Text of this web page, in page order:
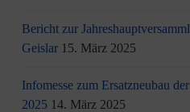
Bericht zur
Geislar 15. März 2025
Infomesse zum Ersatzneubau
2025 14. März 2025